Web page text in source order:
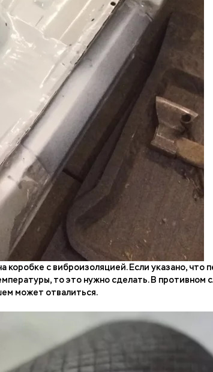
с виброизоляцией. Если указано, что
то это нужно сделать. В противном
может отвалиться.